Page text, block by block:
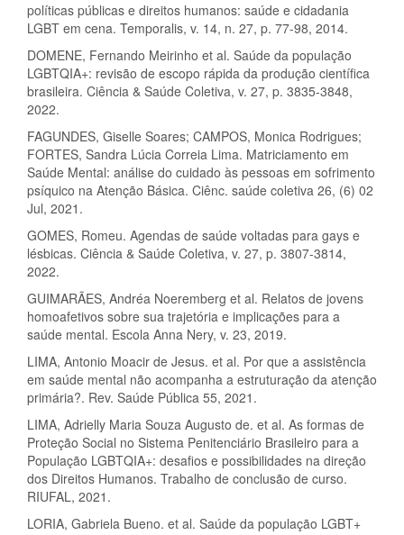
políticas públicas e direitos humanos: saúde e cidadania
LGBT em cena. Temporalis, v. 14, n. 27, p. 77-98, 2014.
DOMENE, Fernando Meirinho et al. Saúde da população
LGBTQIA+: revisão de escopo rápida da produção científica
brasileira. Ciência & Saúde Coletiva, v. 27, p. 3835-3848,
2022.
FAGUNDES, Giselle Soares; CAMPOS, Monica Rodrigues;
FORTES, Sandra Lúcia Correia Lima. Matriciamento em
Saúde Mental: análise do cuidado às pessoas em sofrimento
psíquico na Atenção Básica. Ciênc. saúde coletiva 26, (6) 02
Jul, 2021.
GOMES, Romeu. Agendas de saúde voltadas para gays e
lésbicas. Ciência & Saúde Coletiva, v. 27, p. 3807-3814,
2022.
GUIMARÃES, Andréa Noeremberg et al. Relatos de jovens
homoafetivos sobre sua trajetória e implicações para a
saúde mental. Escola Anna Nery, v. 23, 2019.
LIMA, Antonio Moacir de Jesus. et al. Por que a assistência
em saúde mental não acompanha a estruturação da atenção
primária?. Rev. Saúde Pública 55, 2021.
LIMA, Adrielly Maria Souza Augusto de. et al. As formas de
Proteção Social no Sistema Penitenciário Brasileiro para a
População LGBTQIA+: desafios e possibilidades na direção
dos Direitos Humanos. Trabalho de conclusão de curso.
RIUFAL, 2021.
LORIA, Gabriela Bueno. et al. Saúde da população LGBT+